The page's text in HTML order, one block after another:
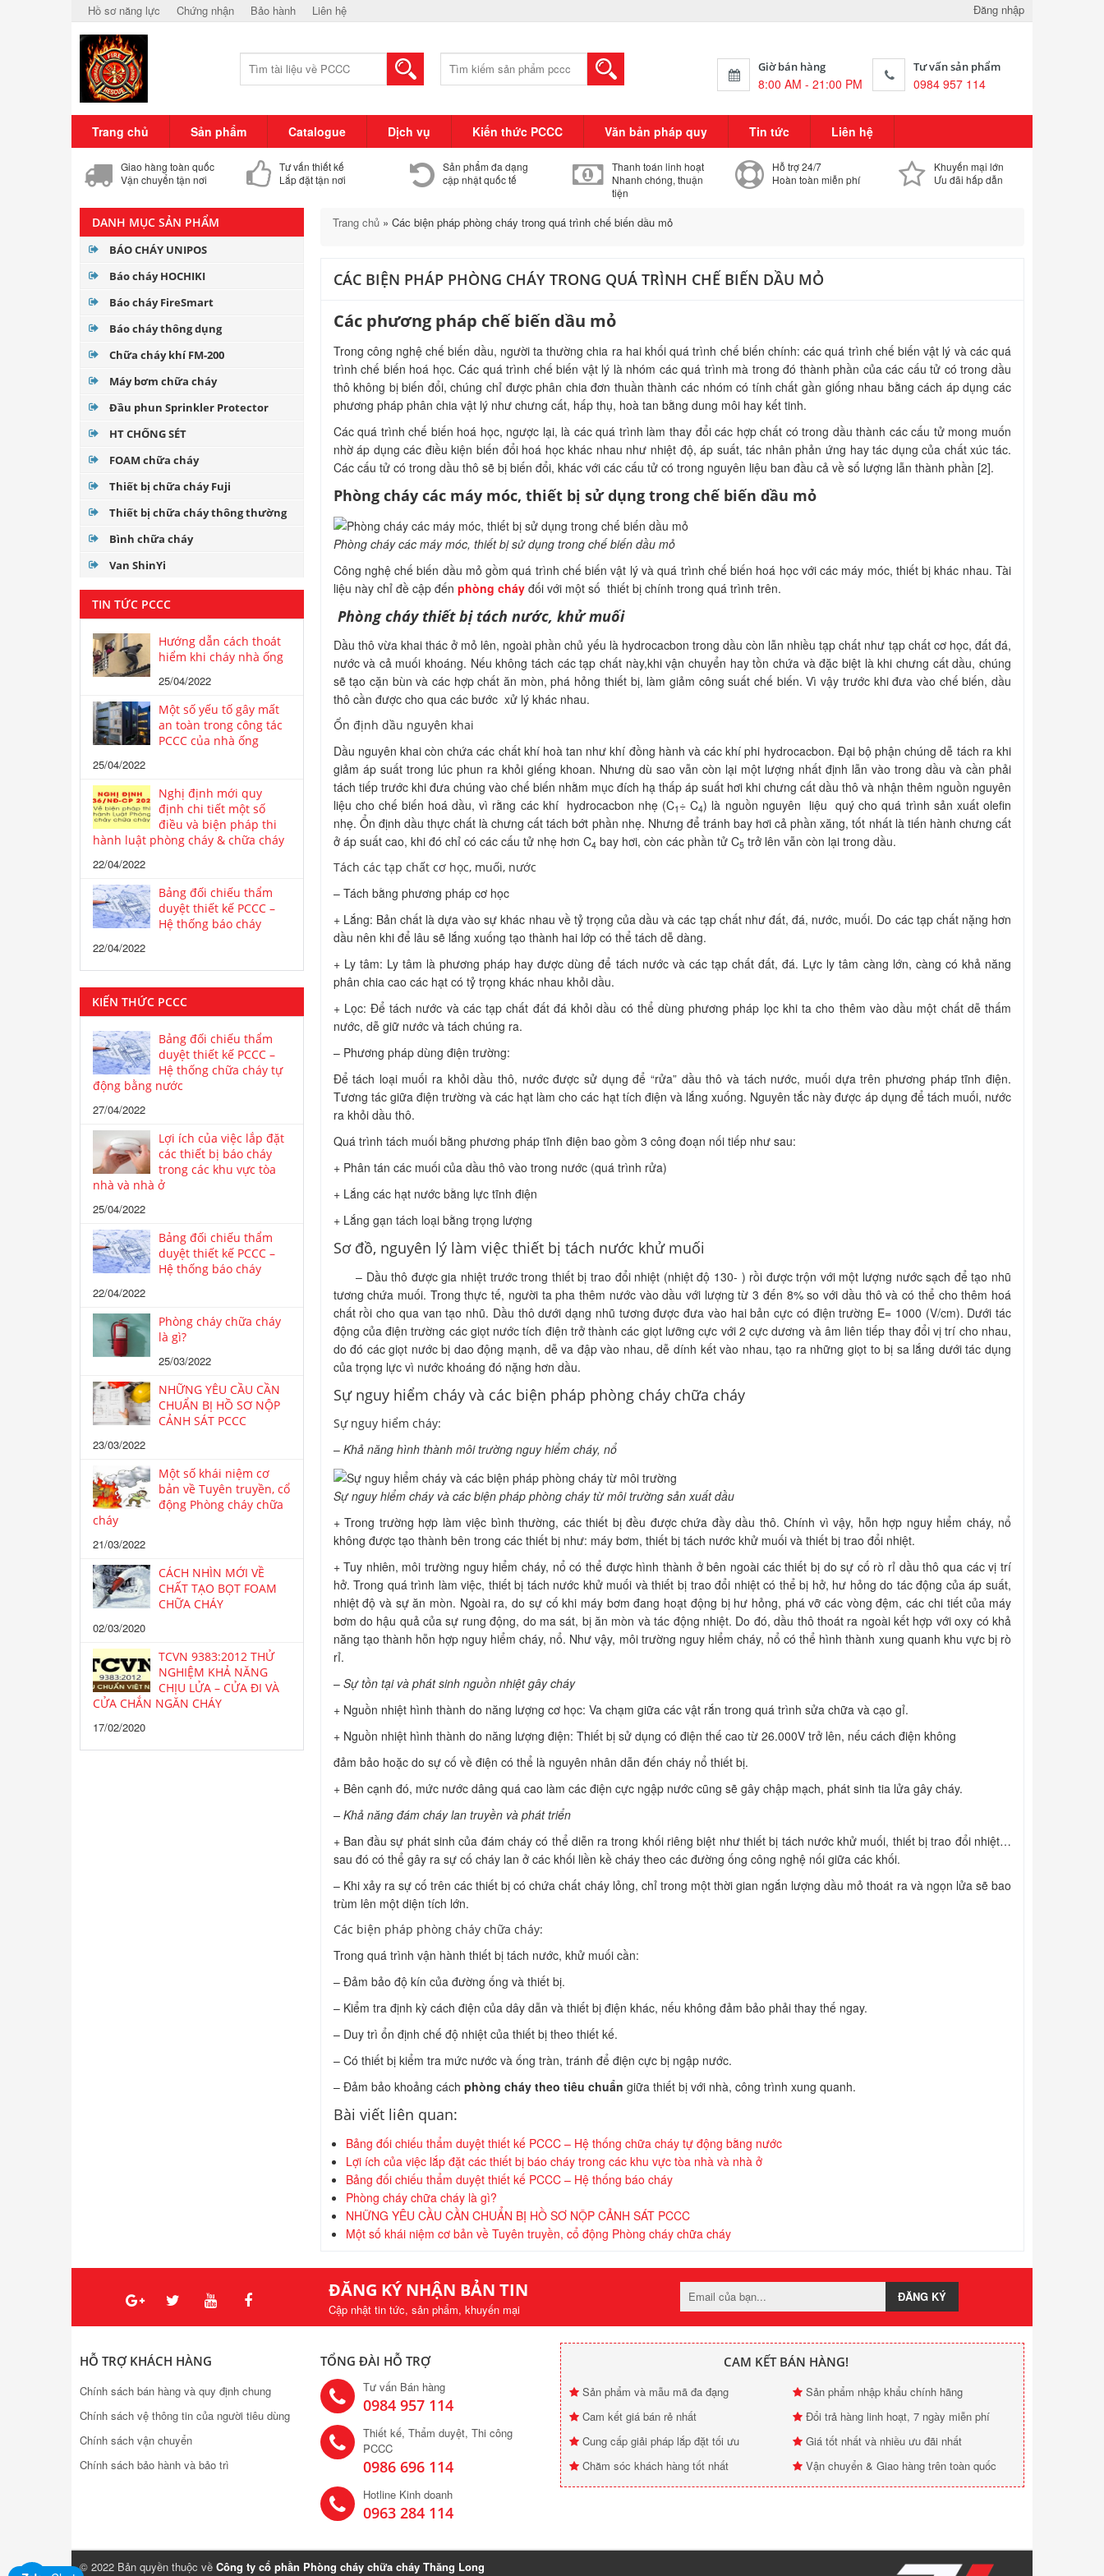
Hồ sơ năng lực Chứng nhận Bảo hành Liên hệ Đăng nhập
kiếm:
Giờ bán hàng
8:00 AM - 21:00 PM
Tư vấn sản phẩm
0984 957 114
Trang chủ Sản phẩm Catalogue Dịch vụ Kiến thức PCCC Văn bản pháp quy Tin tức Liên hệ
Giao hàng toàn quốc
Vận chuyển tận nơi
Tư vấn thiết kế
Lắp đặt tận nơi
Sản phẩm đa dạng
cập nhật quốc tế
Thanh toán linh hoạt
Nhanh chóng, thuận
tiện
Hỗ trợ 24/7
Hoàn toàn miễn phí
Khuyến mại lớn
Ưu đãi hấp dẫn
DANH MỤC SẢN PHẨM
BÁO CHÁY UNIPOS
Báo cháy HOCHIKI
Báo cháy FireSmart
Báo cháy thông dụng
Chữa cháy khí FM-200
Máy bơm chữa cháy
Đầu phun Sprinkler Protector
HT CHỐNG SÉT
FOAM chữa cháy
Thiết bị chữa cháy Fuji
Thiết bị chữa cháy thông thường
Bình chữa cháy
Van ShinYi
TIN TỨC PCCC
Hướng dẫn cách thoát
hiểm khi cháy nhà ống
25/04/2022
Một số yếu tố gây mất
an toàn trong công tác
PCCC của nhà ống
25/04/2022
Nghị định mới quy
định chi tiết một số
điều và biện pháp thi
hành luật phòng cháy & chữa cháy
22/04/2022
Bảng đối chiếu thẩm
duyệt thiết kế PCCC –
Hệ thống báo cháy
22/04/2022
KIẾN THỨC PCCC
Bảng đối chiếu thẩm
duyệt thiết kế PCCC –
Hệ thống chữa cháy tự
động bằng nước
27/04/2022
Lợi ích của việc lắp đặt
các thiết bị báo cháy
trong các khu vực tòa
nhà và nhà ở
25/04/2022
Bảng đối chiếu thẩm
duyệt thiết kế PCCC –
Hệ thống báo cháy
22/04/2022
Phòng cháy chữa cháy
là gì?
25/03/2022
NHỮNG YÊU CẦU CẦN
CHUẨN BỊ HỒ SƠ NỘP
CẢNH SÁT PCCC
23/03/2022
Một số khái niệm cơ
bản về Tuyên truyền, cổ
động Phòng cháy chữa
cháy
21/03/2022
CÁCH NHÌN MỚI VỀ
CHẤT TẠO BỌT FOAM
CHỮA CHÁY
02/03/2020
TCVN 9383:2012 THỬ
NGHIỆM KHẢ NĂNG
CHỊU LỬA – CỬA ĐI VÀ
CỬA CHẮN NGĂN CHÁY
17/02/2020
Trang chủ» Các biện pháp phòng cháy trong quá trình chế biến dầu mỏ
CÁC BIỆN PHÁP PHÒNG CHÁY TRONG QUÁ TRÌNH CHẾ BIẾN DẦU MỎ
Các phương pháp chế biến dầu mỏ
Trong công nghệ chế biến dầu, người ta thường chia ra hai khối quá trình chế biến chính: các quá trình chế biến vật lý và các quá
trình chế biến hoá học. Các quá trình chế biến vật lý là nhóm các quá trình mà trong đó thành phần của các cấu tử có trong dầu
thô không bị biến đổi, chúng chỉ được phân chia đơn thuần thành các nhóm có tính chất gần giống nhau bằng cách áp dụng các
phương pháp phân chia vật lý như chưng cất, hấp thụ, hoà tan bằng dung môi hay kết tinh.
Các quá trình chế biến hoá học, ngược lại, là các quá trình làm thay đổi các hợp chất có trong dầu thành các cấu tử mong muốn
nhờ áp dụng các điều kiện biến đổi hoá học khác nhau như nhiệt độ, áp suất, tác nhân phản ứng hay tác dụng của chất xúc tác.
Các cấu tử có trong dầu thô sẽ bị biến đổi, khác với các cấu tử có trong nguyên liệu ban đầu cả về số lượng lẫn thành phần [2].
Phòng cháy các máy móc, thiết bị sử dụng trong chế biến dầu mỏ
Phòng cháy các máy móc, thiết bị sử dụng trong chế biến dầu mỏ
Công nghệ chế biến dầu mỏ gồm quá trình chế biến vật lý và quá trình chế biến hoá học với các máy móc, thiết bị khác nhau. Tài
liệu này chỉ đề cập đến phòng cháyđối với một số thiết bị chính trong quá trình trên.
Phòng cháy thiết bị tách nước, khử muối
Dầu thô vừa khai thác ở mỏ lên, ngoài phần chủ yếu là hydrocacbon trong dầu còn lẫn nhiều tạp chất như tạp chất cơ học, đất đá,
nước và cả muối khoáng. Nếu không tách các tạp chất này,khi vận chuyển hay tồn chứa và đặc biệt là khi chưng cất dầu, chúng
sẽ tạo cặn bùn và các hợp chất ăn mòn, phá hỏng thiết bị, làm giảm công suất chế biến. Vì vậy trước khi đưa vào chế biến, dầu
thô cần được cho qua các bước xử lý khác nhau.
Ổn định dầu nguyên khai
Dầu nguyên khai còn chứa các chất khí hoà tan như khí đồng hành và các khí phi hydrocacbon. Đại bộ phận chúng dễ tách ra khi
giảm áp suất trong lúc phun ra khỏi giếng khoan. Nhưng dù sao vẫn còn lại một lượng nhất định lẫn vào trong dầu và cần phải
tách tiếp trước khi đưa chúng vào chế biến nhằm mục đích hạ thấp áp suất hơi khi chưng cất dầu thô và nhận thêm nguồn nguyên
liệu cho chế biến hoá dầu, vì rằng các khí hydrocacbon nhẹ (C1 ÷ C4) là nguồn nguyên liệu quý cho quá trình sản xuất olefin
nhẹ. Ổn định dầu thực chất là chưng cất tách bớt phần nhẹ. Nhưng để tránh bay hơi cả phần xăng, tốt nhất là tiến hành chưng cất
ở áp suất cao, khi đó chỉ có các cấu tử nhẹ hơn C4 bay hơi, còn các phần tử C5trở lên vẫn còn lại trong dầu.
Tách các tạp chất cơ học, muối, nước
– Tách bằng phương pháp cơ học
+ Lắng: Bản chất là dựa vào sự khác nhau về tỷ trọng của dầu và các tạp chất như đất, đá, nước, muối. Do các tạp chất nặng hơn
dầu nên khi để lâu sẽ lắng xuống tạo thành hai lớp có thể tách dễ dàng.
+ Ly tâm: Ly tâm là phương pháp hay được dùng để tách nước và các tạp chất đất, đá. Lực ly tâm càng lớn, càng có khả năng
phân chia cao các hạt có tỷ trọng khác nhau khỏi dầu.
+ Lọc: Để tách nước và các tạp chất đất đá khỏi dầu có thể dùng phương pháp lọc khi ta cho thêm vào dầu một chất dễ thấm
nước, dễ giữ nước và tách chúng ra.
– Phương pháp dùng điện trường:
Để tách loại muối ra khỏi dầu thô, nước được sử dụng để “rửa” dầu thô và tách nước, muối dựa trên phương pháp tĩnh điện.
Tương tác giữa điện trường và các hạt làm cho các hạt tích điện và lắng xuống. Nguyên tắc này được áp dụng để tách muối, nước
ra khỏi dầu thô.
Quá trình tách muối bằng phương pháp tĩnh điện bao gồm 3 công đoạn nối tiếp như sau:
+ Phân tán các muối của dầu thô vào trong nước (quá trình rửa)
+ Lắng các hạt nước bằng lực tĩnh điện
+ Lắng gạn tách loại bằng trọng lượng
Sơ đồ, nguyên lý làm việc thiết bị tách nước khử muối
– Dầu thô được gia nhiệt trước trong thiết bị trao đổi nhiệt (nhiệt độ 130- ) rồi được trộn với một lượng nước sạch để tạo nhũ
tương chứa muối. Trong thực tế, người ta pha thêm nước vào dầu với lượng từ 3 đến 8% so với dầu thô và có thể cho thêm hoá
chất rồi cho qua van tạo nhũ. Dầu thô dưới dạng nhũ tương được đưa vào hai bản cực có điện trường E= 1000 (V/cm). Dưới tác
động của điện trường các giọt nước tích điện trở thành các giọt lưỡng cực với 2 cực dương và âm liên tiếp thay đổi vị trí cho nhau,
do đó các giọt nước bị dao động mạnh, dễ va đập vào nhau, dễ dính kết vào nhau, tạo ra những giọt to bị sa lắng dưới tác dụng
của trọng lực vì nước khoáng đó nặng hơn dầu.
Sự nguy hiểm cháy và các biện pháp phòng cháy chữa cháy
Sự nguy hiểm cháy:
– Khả năng hình thành môi trường nguy hiểm cháy, nổ
Sự nguy hiểm cháy và các biện pháp phòng cháy từ môi trường sản xuất dầu
+ Trong trường hợp làm việc bình thường, các thiết bị đều được chứa đầy dầu thô. Chính vì vậy, hỗn hợp nguy hiểm cháy, nổ
không được tạo thành bên trong các thiết bị như: máy bơm, thiết bị tách nước khử muối và thiết bị trao đổi nhiệt.
+ Tuy nhiên, môi trường nguy hiểm cháy, nổ có thể được hình thành ở bên ngoài các thiết bị do sự cố rò rỉ dầu thô qua các vị trí
hở. Trong quá trình làm việc, thiết bị tách nước khử muối và thiết bị trao đổi nhiệt có thể bị hở, hư hỏng do tác động của áp suất,
nhiệt độ và sự ăn mòn. Ngoài ra, do sự cố khi máy bơm đang hoạt động bị hư hỏng, phá vỡ các vòng đệm, các chi tiết của máy
bơm do hậu quả của sự rung động, do ma sát, bị ăn mòn và tác động nhiệt. Do đó, dầu thô thoát ra ngoài kết hợp với oxy có khả
năng tạo thành hỗn hợp nguy hiểm cháy, nổ. Như vậy, môi trường nguy hiểm cháy, nổ có thể hình thành xung quanh khu vực bị rò
rỉ.
– Sự tồn tại và phát sinh nguồn nhiệt gây cháy
+ Nguồn nhiệt hình thành do năng lượng cơ học: Va chạm giữa các vật rắn trong quá trình sửa chữa và cạo gỉ.
+ Nguồn nhiệt hình thành do năng lượng điện: Thiết bị sử dụng có điện thế cao từ 26.000V trở lên, nếu cách điện không
đảm bảo hoặc do sự cố về điện có thể là nguyên nhân dẫn đến cháy nổ thiết bị.
+ Bên cạnh đó, mức nước dâng quá cao làm các điện cực ngập nước cũng sẽ gây chập mạch, phát sinh tia lửa gây cháy.
– Khả năng đám cháy lan truyền và phát triển
+ Ban đầu sự phát sinh của đám cháy có thể diễn ra trong khối riêng biệt như thiết bị tách nước khử muối, thiết bị trao đổi nhiệt…
sau đó có thể gây ra sự cố cháy lan ở các khối liền kề cháy theo các đường ống công nghệ nối giữa các khối.
– Khi xảy ra sự cố trên các thiết bị có chứa chất cháy lỏng, chỉ trong một thời gian ngắn lượng dầu mỏ thoát ra và ngọn lửa sẽ bao
trùm lên một diện tích lớn.
Các biện pháp phòng cháy chữa cháy:
Trong quá trình vận hành thiết bị tách nước, khử muối cần:
– Đảm bảo độ kín của đường ống và thiết bị.
– Kiểm tra định kỳ cách điện của dây dẫn và thiết bị điện khác, nếu không đảm bảo phải thay thế ngay.
– Duy trì ổn định chế độ nhiệt của thiết bị theo thiết kế.
– Có thiết bị kiểm tra mức nước và ống tràn, tránh để điện cực bị ngập nước.
– Đảm bảo khoảng cách phòng cháy theo tiêu chuẩn giữa thiết bị với nhà, công trình xung quanh.
Bài viết liên quan:
Bảng đối chiếu thẩm duyệt thiết kế PCCC – Hệ thống chữa cháy tự động bằng nước
Lợi ích của việc lắp đặt các thiết bị báo cháy trong các khu vực tòa nhà và nhà ở
Bảng đối chiếu thẩm duyệt thiết kế PCCC – Hệ thống báo cháy
Phòng cháy chữa cháy là gì?
NHỮNG YÊU CẦU CẦN CHUẨN BỊ HỒ SƠ NỘP CẢNH SÁT PCCC
Một số khái niệm cơ bản về Tuyên truyền, cổ động Phòng cháy chữa cháy
ĐĂNG KÝ NHẬN BẢN TIN
Cập nhật tin tức, sản phẩm, khuyến mại
ĐĂNG KÝ
HỖ TRỢ KHÁCH HÀNG
Chính sách bán hàng và quy định chung
Chính sách vệ thông tin của người tiêu dùng
Chính sách vận chuyển
Chính sách bảo hành và bảo trì
TỔNG ĐÀI HỖ TRỢ
Tư vấn Bán hàng
0984 957 114
Thiết kế, Thẩm duyệt, Thi công
PCCC
0986 696 114
Hotline Kinh doanh
0963 284 114
CAM KẾT BÁN HÀNG!
Sản phẩm và mẫu mã đa đạng
Sản phẩm nhập khẩu chính hãng
Cam kết giá bán rẻ nhất
Đổi trả hàng linh hoạt, 7 ngày miễn phí
Cung cấp giải pháp lắp đặt tối ưu
Giá tốt nhất và nhiều ưu đãi nhất
Chăm sóc khách hàng tốt nhất
Vận chuyển & Giao hàng trên toàn quốc
© 2022 Bản quyền thuộc về Công ty cổ phần Phòng cháy chữa cháy Thăng Long